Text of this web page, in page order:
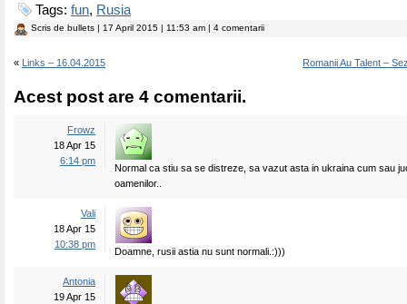
Tags: fun, Rusia
Scris de bullets | 17 April 2015 | 11:53 am | 4 comentarii
« Links – 16.04.2015 Romanii Au Talent –
Acest post are 4 comentarii.
Frowz
18 Apr 15
6:14 pm
Normal ca stiu sa se distreze, sa vazut asta in ukraina cum sau
oamenilor..
Vali
18 Apr 15
10:38 pm
Doamne, rusii astia nu sunt normali.:)))
Antonia
19 Apr 15